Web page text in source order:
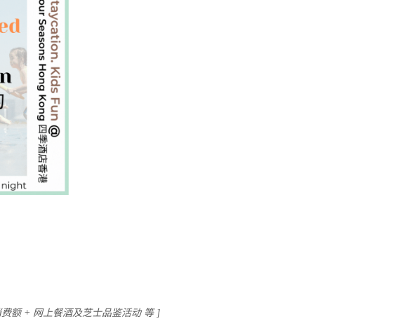
额 + 网上餐酒及芝士品鉴活动 等]